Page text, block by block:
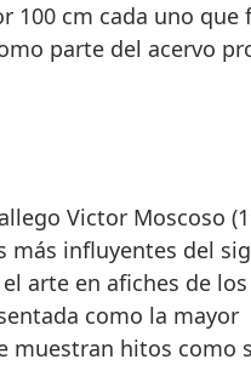
100 cm cada uno que
parte del acervo
Victor Moscoso
más influyentes del
arte en afiches de los
como la mayor
muestran hitos como